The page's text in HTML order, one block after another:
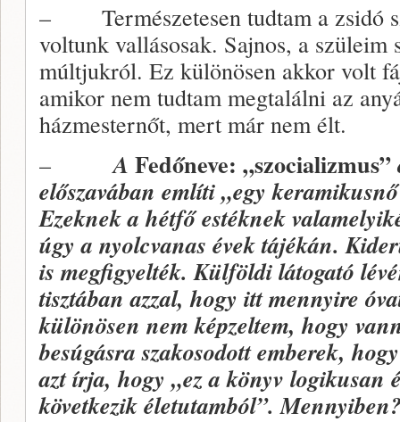
– Természetesen tudtam a zsidó
voltunk vallásosak. Sajnos, a szüleim
múltjukról. Ez különösen akkor volt
amikor nem tudtam megtalálni az
házmesternőt, mert már nem élt.
–A Fedőneve: „szocializmus”
előszavában említi „egy
Ezeknek a hétfő estéknek
úgy a nyolcvanas évek tájékán.
is megfigyelték. Külföldi látogató
tisztában azzal, hogy itt mennyire
különösen nem képzeltem, hogy
besúgásra szakosodott emberek,
azt írja, hogy „ez a könyv logikusan
következik életutamból”.